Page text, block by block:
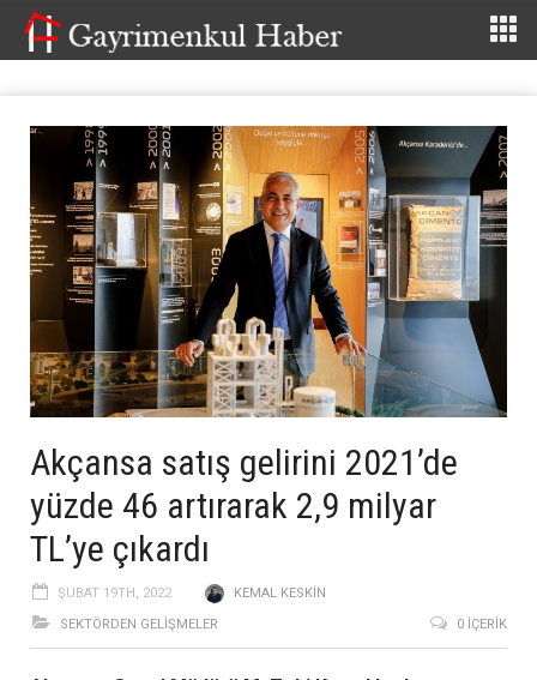
Akçansa satış gelirini 2021’de
yüzde 46 artırarak 2,9 milyar
TL’ye çıkardı
ŞUBAT 19TH, 2022
KEMAL KESKIN
SEKTÖRDEN GELIŞMELER
0 İÇERIK